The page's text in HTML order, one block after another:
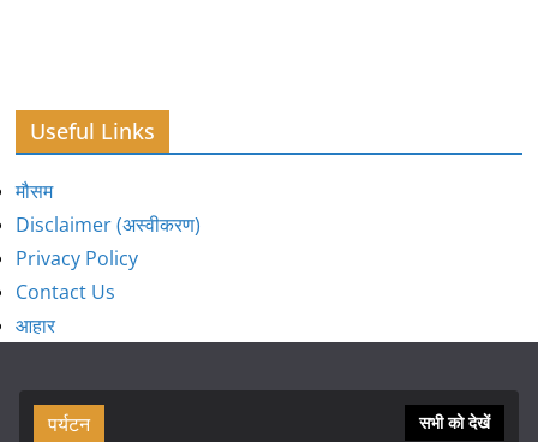
Useful Links
मौसम
Disclaimer (अस्वीकरण)
Privacy Policy
Contact Us
आहार
पर्यटन सभी को देखें